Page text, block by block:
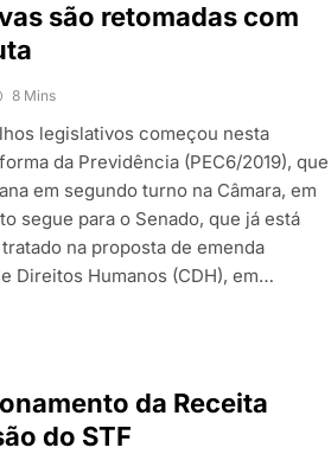
são retomadas com
8 Mins
legislativos começou nesta
da Previdência (PEC6/2019), que
em segundo turno na Câmara, em
segue para o Senado, que já está
na proposta de emenda
Direitos Humanos (CDH), em…
da Receita
do STF